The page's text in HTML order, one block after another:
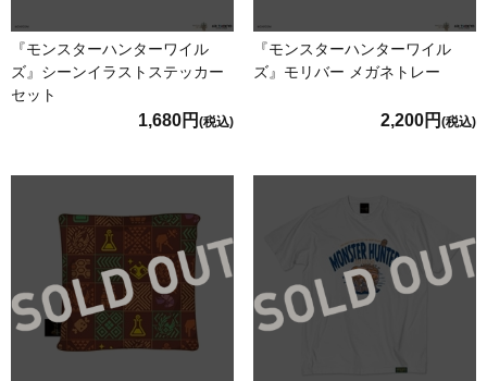
『モンスターハンターワイル
ズ』シーンイラストステッカー
セット
1,680円 (税込)
『モンスターハンターワイル
ズ』モリバー メガネトレー
2,200円 (税込)